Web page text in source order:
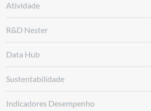
Atividade
R&D Nester
Data Hub
Sustentabilidade
Indicadores Desempenho